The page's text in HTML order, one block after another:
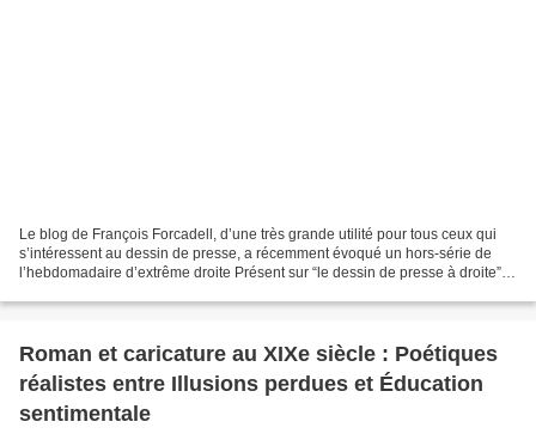
Le blog de François Forcadell, d’une très grande utilité pour tous ceux qui
s’intéressent au dessin de presse, a récemment évoqué un hors-série de
l’hebdomadaire d’extrême droite Présent sur “le dessin de presse à droite”,
Roman et caricature au XIXe siècle : Poétiques
réalistes entre Illusions perdues et Éducation
sentimentale